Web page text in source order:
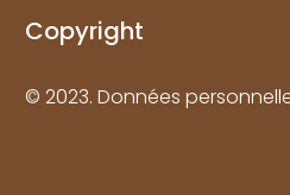
Copyright
© 2023. Données